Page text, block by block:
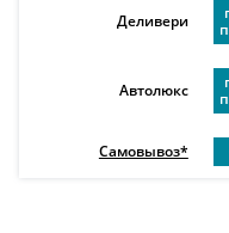
Деливери
Автолюкс
Самовывоз*